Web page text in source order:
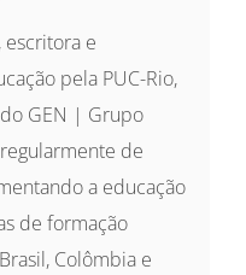
escritora e
pela PUC-Rio,
GEN | Grupo
de
a educação
de formação
Colômbia e